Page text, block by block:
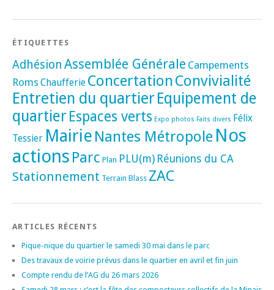
ÉTIQUETTES
Adhésion Assemblée Générale Campements
Roms Chaufferie ConcertationConvivialité
Entretien du quartierEquipement de
quartierEspaces verts Expo photos Faits divers Félix
Tessier Mairie Nantes Métropole Nos
actions Parc Plan PLU(m) Réunions du CA
Stationnement Terrain Blass ZAC
ARTICLES RÉCENTS
Pique-nique du quartier le samedi 30 mai dans le parc
Des travaux de voirie prévus dans le quartier en avril et fin juin
Compte rendu de l’AG du 26 mars 2026